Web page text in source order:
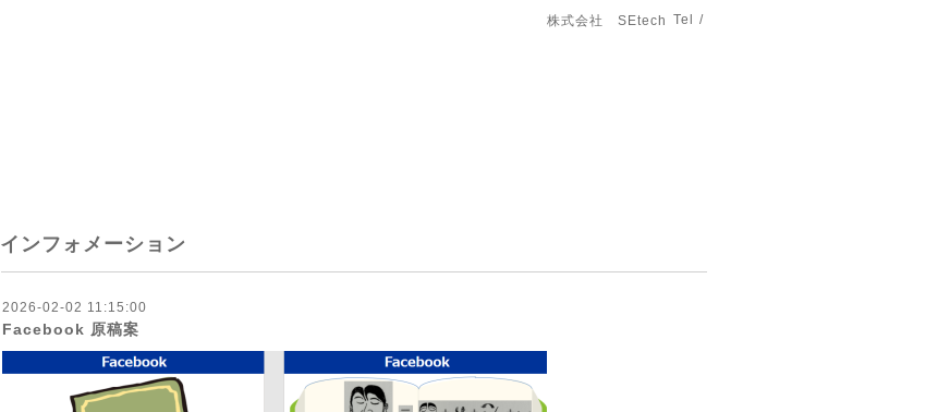
株式会社 SEtech Tel /
インフォメーション
2026-02-02 11:15:00
Facebook 原稿案